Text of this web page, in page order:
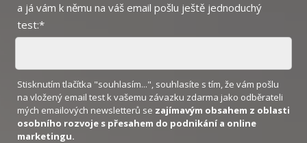
a já vám k němu na váš email pošlu ještě jednoduchý
test:*
Stisknutím tlačítka "souhlasím...", souhlasíte s tím, že vám pošlu
na vložený email test k vašemu závazku zdarma jako odběrateli
mých emailových newsletterů se zajímavým obsahem z oblasti
osobního rozvoje s přesahem do podnikání a online
marketingu.